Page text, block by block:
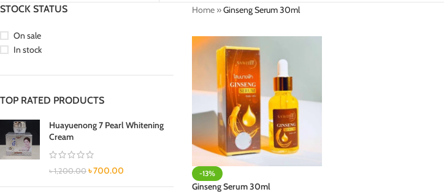
STOCK STATUS
On sale
In stock
TOP RATED PRODUCTS
Huayuenong 7 Pearl Whitening
Cream
৳1,200.00 ৳700.00
Home»Ginseng Serum 30ml
-13%
Ginseng Serum 30ml